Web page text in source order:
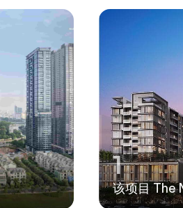
1
该项目 The